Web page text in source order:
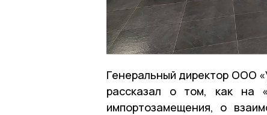
Генеральный директор ООО
рассказал о том, как на
импортозамещения, о